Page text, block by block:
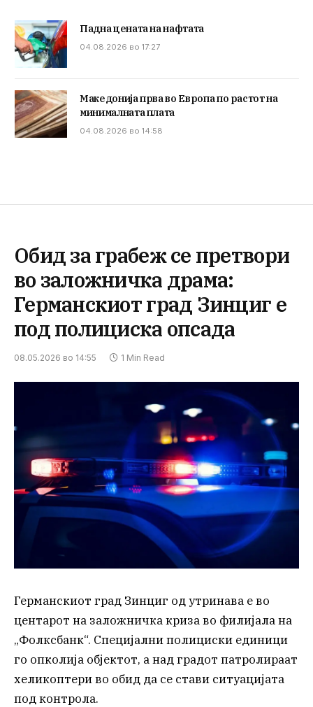
Падна цената на нафтата
04.08.2026 во 17:27
Македонија прва во Европа по растот на
минималната плата
04.08.2026 во 14:58
Обид за грабеж се претвори
во заложничка драма:
Германскиот град Зинциг е
под полициска опсада
08.05.2026 во 14:55 1 Min Read
Германскиот град Зинциг од утринава е во
центарот на заложничка криза во филијала на
„Фолксбанк“. Специјални полициски единици
го опколија објектот, а над градот патролираат
хеликоптери во обид да се стави ситуацијата
под контрола.